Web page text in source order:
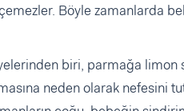
Böyle zamanlarda
biri, parmağa
neden olarak nefesini